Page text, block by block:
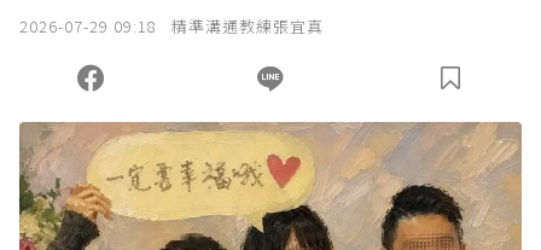
您當前剩餘 U 利點數：0點；前往 購買點數
2026-07-29 09:18 精準溝通教練張宜真